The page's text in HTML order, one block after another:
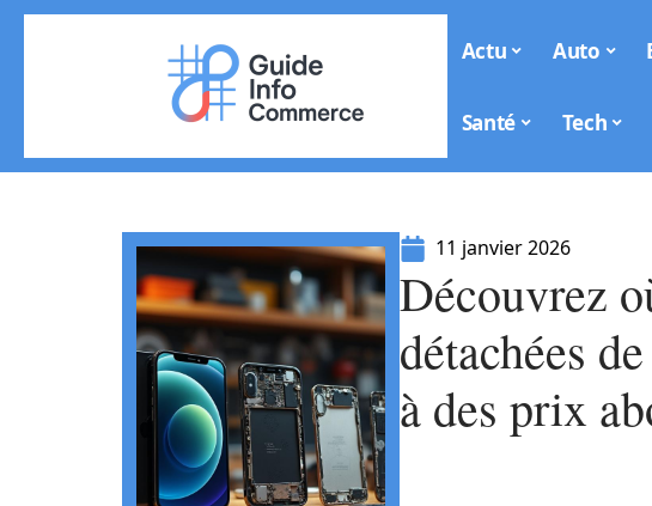
Actu Auto
Santé Tech
11 janvier 2026
Découvrez
détachées
à des prix